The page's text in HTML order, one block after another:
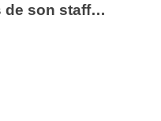
de son staff…